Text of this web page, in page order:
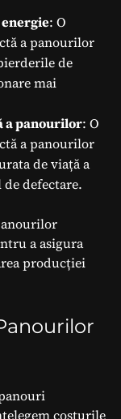
: O
a panourilor
de
mai
a panourilor: O
a panourilor
de viață a
defectare.
a asigura
producției
costurile